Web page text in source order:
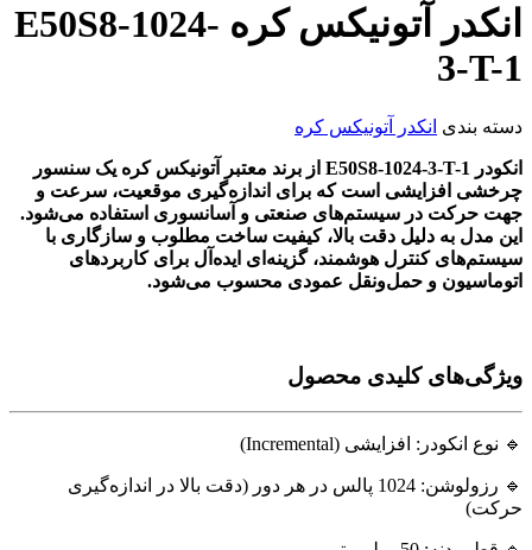
انکدر آتونیکس کره E50S8-1024-
3-T-1
دسته بندی انکدر آتونیکس کره
انکودر E50S8-1024-3-T-1 از برند معتبر آتونیکس کره یک سنسور
چرخشی افزایشی است که برای اندازه‌گیری موقعیت، سرعت و
جهت حرکت در سیستم‌های صنعتی و آسانسوری استفاده می‌شود.
این مدل به دلیل دقت بالا، کیفیت ساخت مطلوب و سازگاری با
سیستم‌های کنترل هوشمند، گزینه‌ای ایده‌آل برای کاربردهای
اتوماسیون و حمل‌ونقل عمودی محسوب می‌شود.
ویژگی‌های کلیدی محصول
🔹 نوع انکودر: افزایشی (Incremental)
🔹 رزولوشن: 1024 پالس در هر دور (دقت بالا در اندازه‌گیری
حرکت)